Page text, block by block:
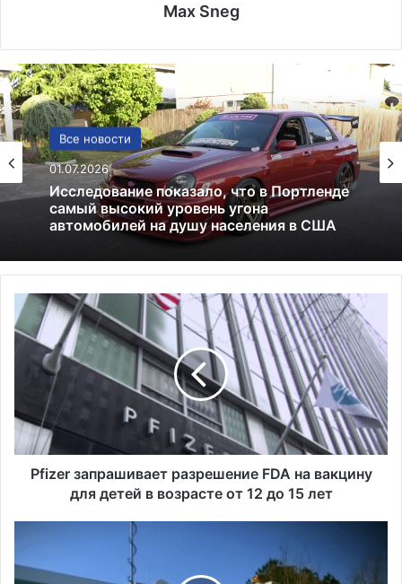
Max Sneg
Все новости
01.07.2026
Исследование показало, что в Портленде
самый высокий уровень угона
автомобилей на душу населения в США
США
13.06.2025
Америка имеет огромный избыток сыра
f
з
п
а
Pfizer запрашивает разрешение FDA на вакцину
для детей в возрасте от 12 до 15 лет
с